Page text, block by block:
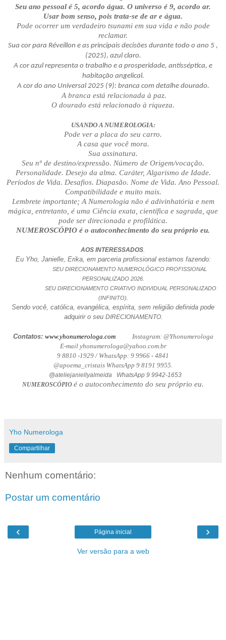
Seu ano pessoal é 5, acordo água. O universo é 9, acordo ar.
Usar bom senso, pois trata-se de ar e água.
Pode ocorrer um verdadeiro tsunami em sua vida e não pode
reclamar.
Sua cor para Réveillon e as principais decisões durante todo o ano 5 ,
(2025), azul claro.
A cor azul representa o trabalho e a prosperidade, antisséptica, e
habitação angelical.
A cor do ano Universal 2025 (9): branca com detalhe dourado.
A branca está relacionada à paz.
O dourado está relacionado à riqueza.
USANDO A NUMEROLOGIA:
Pode ver a placa do seu carro.
A casa que você mora.
Sua assinatura.
Seu nº de destino/expressão. Número de Origem/vocação.
Personalidade. Desejo da alma. Caráter, Algarismo de Idade.
Períodos de Vida. Desafios. Diapasão. Nome de Vida. Ano Pessoal.
Compatibilidade e muito mais.
Lembrete importante; A Numerologia não é adivinhatória e nem
mágica, entretanto, é uma Ciência exata, científica e sagrada, que
pode ser direcionada e profilática.
NUMEROSCÓPIO é o autoconhecimento do seu próprio eu.
AOS INTERESSADOS.
Eu Yho, Janielle, Erika, em parceria profissional estamos fazendo:
SEU DIRECIONAMENTO NUMEROLÓGICO PROFISSIONAL
PERSONALIZADO 2026.
SEU DIRECIONAMENTO CRIATIVO INDIVIDUAL PERSONALIZADO
(INFINITO).
Sendo você, católica, evangélica, espírita, sem religião definida pode
adquirir o seu DIRECIONAMENTO.
Contatos: www.yhonumerologa.comInstagram: @Yhonumerologa
E-mail yhonumerologa@yahoo.com.br
9 8810 -1929 / WhatsApp: 9 9966 - 4841
@apoema_cristais WhatsApp 9 8191 9955.
@ateliejaniellyalmeida WhatsApp 9 9942-1653
NUMEROSCÓPIO é o autoconhecimento do seu próprio eu.
Yho Numerologa
Compartilhar
Nenhum comentário:
Postar um comentário
‹ ›
Página inicial
Ver versão para a web